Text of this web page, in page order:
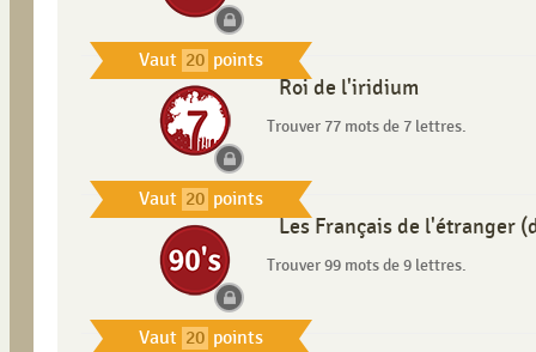
Vaut 20 points
Vaut 20 points
Roi de l'iridium
Trouver 77 mots de 7 lettres.
Vaut 20 points
Les Français de l'étranger
Trouver 99 mots de 9 lettres.